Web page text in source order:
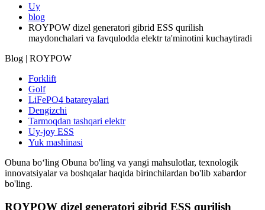
Uy
blog
ROYPOW dizel generatori gibrid ESS qurilish
maydonchalari va favqulodda elektr ta'minotini kuchaytiradi
Blog | ROYPOW
Forklift
Golf
LiFePO4 batareyalari
Dengizchi
Tarmoqdan tashqari elektr
Uy-joy ESS
Yuk mashinasi
Obuna boʻling Obuna bo'ling va yangi mahsulotlar, texnologik
innovatsiyalar va boshqalar haqida birinchilardan bo'lib xabardor
bo'ling.
ROYPOW dizel generatori gibrid ESS qurilish